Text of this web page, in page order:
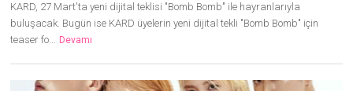
KARD, 27 Mart'ta yeni dijital teklisi "Bomb Bomb" ile hayranlarıyla
buluşacak. Bugün ise KARD üyelerin yeni dijital tekli "Bomb Bomb" için
teaser fo... Devamı